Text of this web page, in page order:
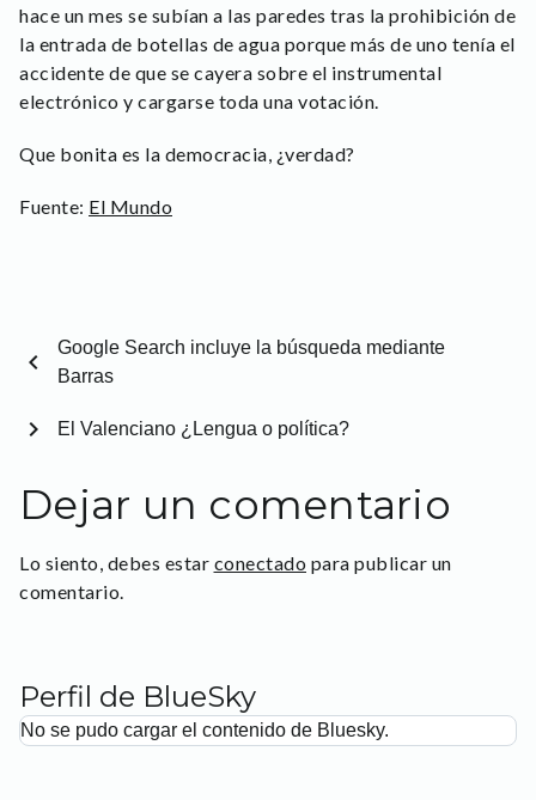
hace un mes se subían a las paredes tras la prohibición de
la entrada de botellas de agua porque más de uno tenía el
accidente de que se cayera sobre el instrumental
electrónico y cargarse toda una votación.
Que bonita es la democracia, ¿verdad?
Fuente: El Mundo
chevron_left
Google Search incluye la búsqueda mediante
Barras
El Valenciano ¿Lengua o política?
chevron_right
Dejar un comentario
Lo siento, debes estar conectado para publicar un
comentario.
Perfil de BlueSky
No se pudo cargar el contenido de Bluesky.